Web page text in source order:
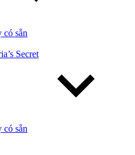
có sẵn
Secret
có sẵn